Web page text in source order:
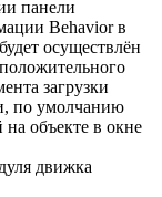
панели
Behavior в
осуществлён
загрузки
по умолчанию
на объекте в окне
движка